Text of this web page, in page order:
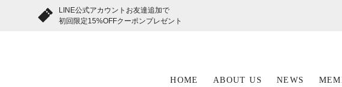
LINE公式アカウントお友達追加で
初回限定15%OFFクーポンプレゼント
HOME ABOUT US NEWS